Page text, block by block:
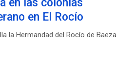
en El Rocío
la Hermandad del Rocío de Baeza